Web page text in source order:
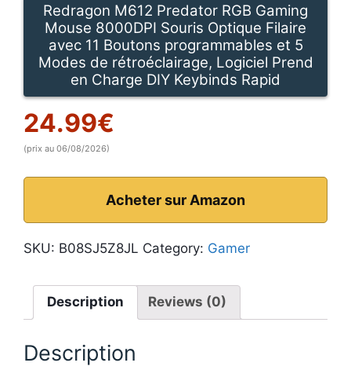
Redragon M612 Predator RGB Gaming
Mouse 8000DPI Souris Optique Filaire
avec 11 Boutons programmables et 5
Modes de rétroéclairage, Logiciel Prend
en Charge DIY Keybinds Rapid
24.99€
(prix au 06/08/2026)
Acheter sur Amazon
SKU: B08SJ5Z8JL Category: Gamer
Description Reviews (0)
Description